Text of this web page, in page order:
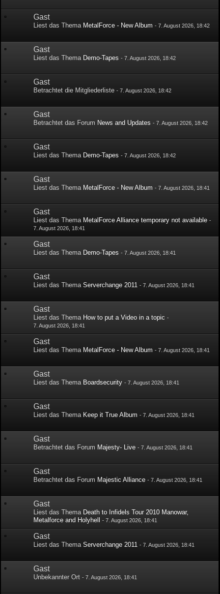
Gast
Liest das Thema MetalForce - New Album -7. August 2026, 18:42
Gast
Liest das Thema Demo-Tapes -7. August 2026, 18:42
Gast
Betrachtet die Mitgliederliste-7. August 2026, 18:42
Gast
Betrachtet das Forum News and Updates -7. August 2026, 18:42
Gast
Liest das Thema Demo-Tapes -7. August 2026, 18:42
Gast
Liest das Thema MetalForce - New Album -7. August 2026, 18:41
Gast
Liest das Thema MetalForce Alliance temporary not available -
7. August 2026, 18:41
Gast
Liest das Thema Demo-Tapes -7. August 2026, 18:41
Gast
Liest das ThemaServerchange 2011 -7. August 2026, 18:41
Gast
Liest das Thema How to put a Video in a topic -
7. August 2026, 18:41
Gast
Liest das Thema MetalForce - New Album -7. August 2026, 18:41
Gast
Liest das Thema Boardsecurity -7. August 2026, 18:41
Gast
Liest das Thema Keep it True Album -7. August 2026, 18:41
Gast
Betrachtet das Forum Majesty- Live -7. August 2026, 18:41
Gast
Betrachtet das Forum Majestic Alliance -7. August 2026, 18:41
Gast
Liest das Thema Death to Infidels Tour 2010 Manowar,
Metalforce and Holyhell
-7. August 2026, 18:41
Gast
Liest das ThemaServerchange 2011 -7. August 2026, 18:41
Gast
Unbekannter Ort-7. August 2026, 18:41